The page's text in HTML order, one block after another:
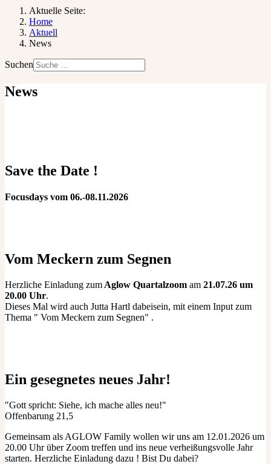
Aktuelle Seite:
Home
Aktuell
News
Suchen
News
Save the Date !
Focusdays vom 06.-08.11.2026
Vom Meckern zum Segnen
Herzliche Einladung zum Aglow Quartalzoom am 21.07.26 um
20.00 Uhr.
Dieses Mal wird auch Jutta Hartl dabeisein, mit einem Input zum
Thema " Vom Meckern zum Segnen" .
Ein gesegnetes neues Jahr!
"Gott spricht: Siehe, ich mache alles neu!"
Offenbarung 21,5
Gemeinsam als AGLOW Family wollen wir uns am 12.01.2026 um
20.00 Uhr über Zoom treffen und ins neue verheißungsvolle Jahr
starten. Herzliche Einladung dazu ! Bist Du dabei?